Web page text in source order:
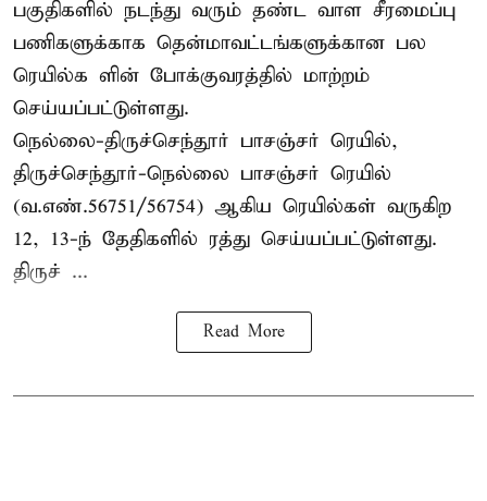
பகுதிகளில் நடந்து வரும் தண்ட வாள சீரமைப்பு
பணிகளுக்காக தென்மாவட்டங்களுக்கான பல
ரெயில்க ளின் போக்குவரத்தில் மாற்றம்
செய்யப்பட்டுள்ளது.
நெல்லை-திருச்செந்தூர் பாசஞ்சர் ரெயில்,
திருச்செந்தூர்-நெல்லை பாசஞ்சர் ரெயில்
(வ.எண்.56751/56754) ஆகிய ரெயில்கள் வருகிற
12, 13-ந் தேதிகளில் ரத்து செய்யப்பட்டுள்ளது.
திருச் ...
Read More